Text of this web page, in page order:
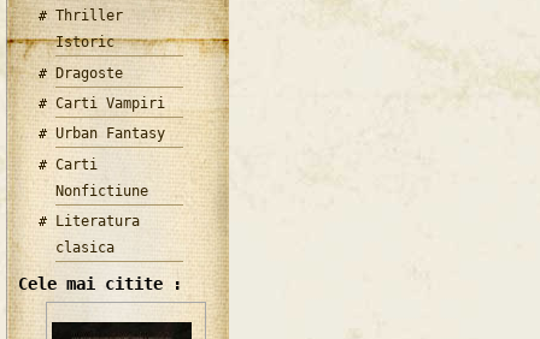
Thriller
Istoric
Dragoste
Carti Vampiri
Urban Fantasy
Carti
Nonfictiune
Literatura
clasica
Cele mai citite :